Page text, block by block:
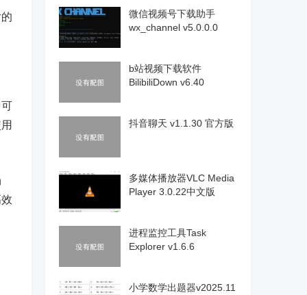
微信视频号下载助手
wx_channel v5.0.0.0
b站视频下载软件
BilibiliDown v6.40
抖音聊天 v1.1.30 官方版
多媒体播放器VLC Media
Player 3.0.22中文版
进程监控工具Task
Explorer v1.6.6
小学数学出题器v2025.11